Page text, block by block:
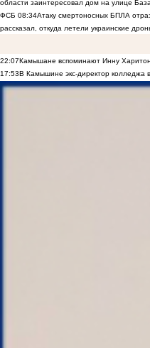
области заинтересовал дом на улице
ФСБ 08:34Атаку смертоносных БПЛА
рассказал, откуда летели украинские
22:07Камышане вспоминают Инну
17:53В Камышине экс-директор колледжа